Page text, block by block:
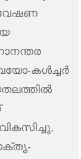
കൾച്ചർ